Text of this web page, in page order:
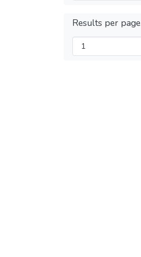
Results per page